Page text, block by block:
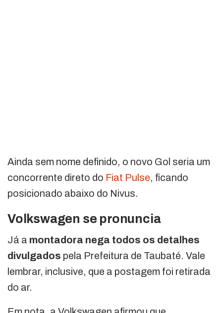
Ainda sem nome definido, o novo Gol seria um
concorrente direto do Fiat Pulse, ficando
posicionado abaixo do Nivus.
Volkswagen se pronuncia
Já a montadora nega todos os detalhes
divulgados pela Prefeitura de Taubaté. Vale
lembrar, inclusive, que a postagem foi retirada
do ar.